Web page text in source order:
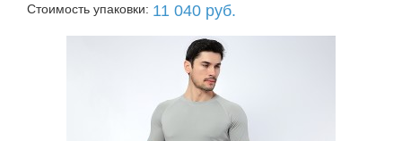
Стоимость упаковки: 11 040 руб.